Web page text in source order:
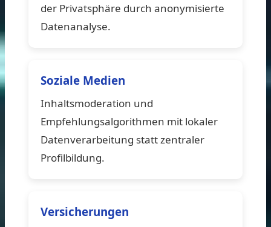
der Privatsphäre durch anonymisierte
Datenanalyse.
Soziale Medien
Inhaltsmoderation und
Empfehlungsalgorithmen mit lokaler
Datenverarbeitung statt zentraler
Profilbildung.
Versicherungen